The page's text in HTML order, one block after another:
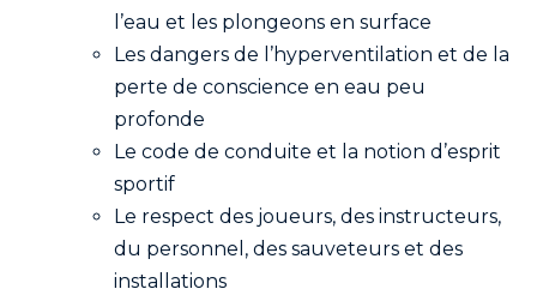
l’eau et les plongeons en surface
Les dangers de l’hyperventilation et de la
perte de conscience en eau peu
profonde
Le code de conduite et la notion d’esprit
sportif
Le respect des joueurs, des instructeurs,
du personnel, des sauveteurs et des
installations